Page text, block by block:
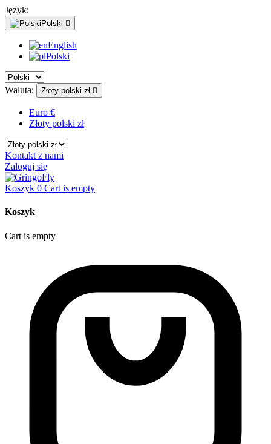
Język:
Polski 
English
Polski
Waluta: Złoty polski zł 
Euro €
Złoty polski zł
Kontakt z nami
Zaloguj się
Koszyk 0 Cart is empty
Koszyk
Cart is empty